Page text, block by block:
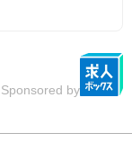
Sponsored by